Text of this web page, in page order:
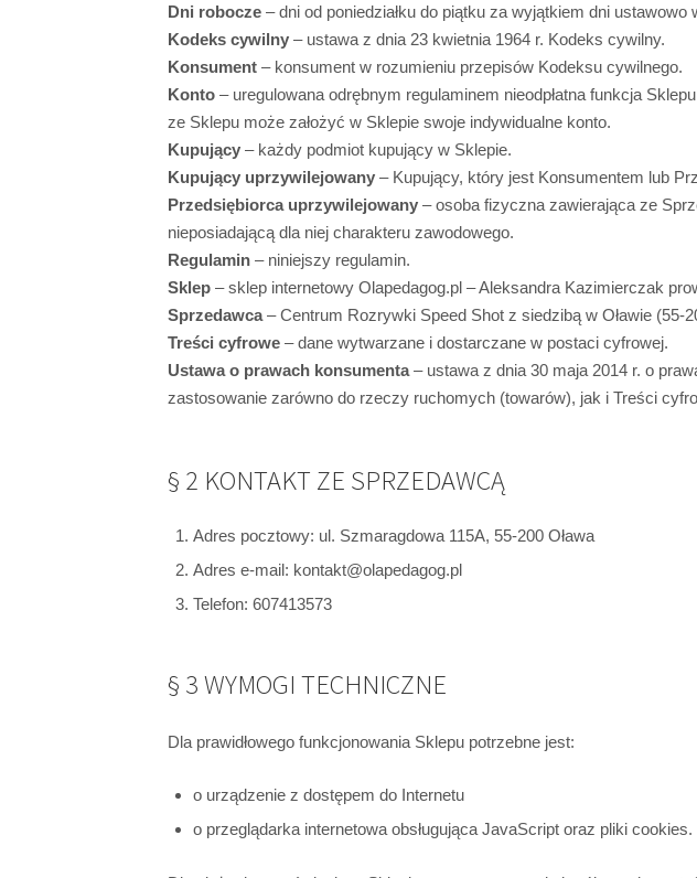
Dni robocze – dni od poniedziałku do piątku za wyjątkiem dni
Kodeks cywilny – ustawa z dnia 23 kwietnia 1964 r. Kodeks cywilny.
Konsument – konsument w rozumieniu przepisów Kodeksu cywilnego.
Konto – uregulowana odrębnym regulaminem nieodpłatna funkcja
ze Sklepu może założyć w Sklepie swoje indywidualne konto.
Kupujący – każdy podmiot kupujący w Sklepie.
Kupujący uprzywilejowany – Kupujący, który jest Konsumentem lub
Przedsiębiorca uprzywilejowany – osoba fizyczna zawierająca ze
nieposiadającą dla niej charakteru zawodowego.
Regulamin – niniejszy regulamin.
Sklep – sklep internetowy Olapedagog.pl – Aleksandra Kazimierczak
Sprzedawca– Centrum Rozrywki Speed Shot z siedzibą w Oławie (55-
Treści cyfrowe – dane wytwarzane i dostarczane w postaci cyfrowej.
Ustawa o prawach konsumenta– ustawa z dnia 30 maja 2014 r. o
zastosowanie zarówno do rzeczy ruchomych (towarów), jak i Treści
§ 2 KONTAKT ZE SPRZEDAWCĄ
Adres pocztowy: ul. Szmaragdowa 115A, 55-200 Oława
Adres e-mail: kontakt@olapedagog.pl
Telefon: 607413573
§ 3 WYMOGI TECHNICZNE
Dla prawidłowego funkcjonowania Sklepu potrzebne jest:
o urządzenie z dostępem do Internetu
o przeglądarka internetowa obsługująca JavaScript oraz pliki cookies.